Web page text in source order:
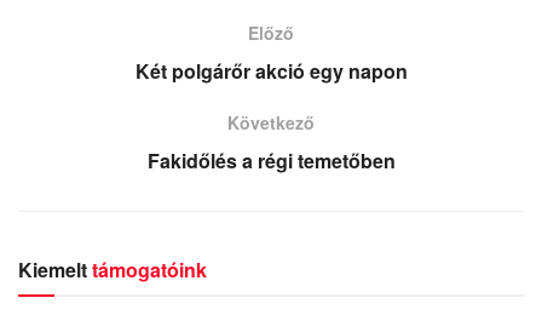
Előző
Két polgárőr akció egy napon
Következő
Fakidőlés a régi temetőben
Kiemelttámogatóink